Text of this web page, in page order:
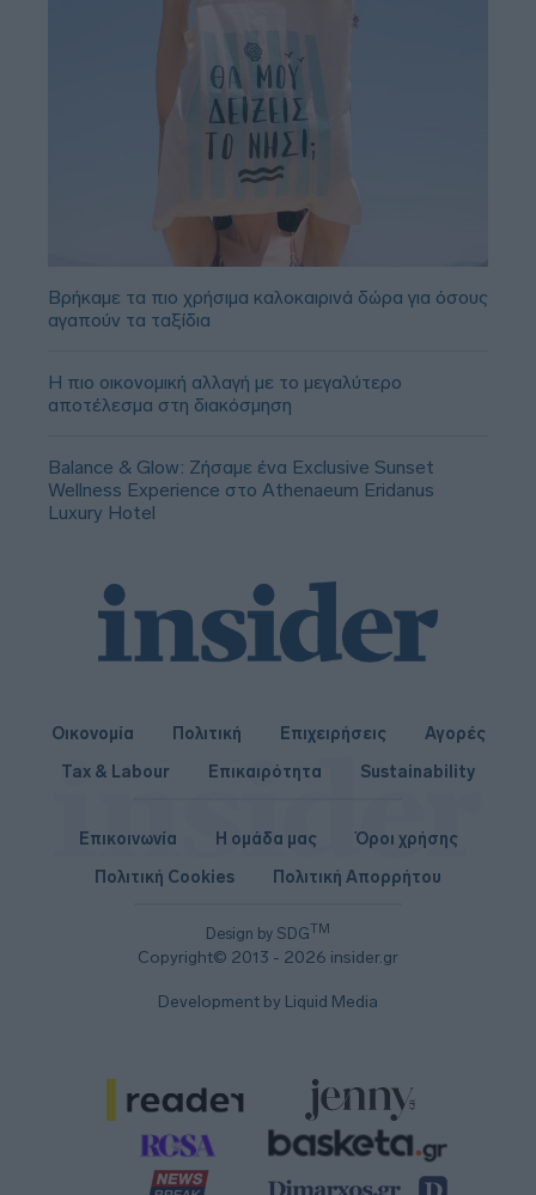
Βρήκαμε τα πιο χρήσιμα καλοκαιρινά δώρα για όσους
αγαπούν τα ταξίδια
Η πιο οικονομική αλλαγή με το μεγαλύτερο
αποτέλεσμα στη διακόσμηση
Balance & Glow: Ζήσαμε ένα Exclusive Sunset
Wellness Experience στο Athenaeum Eridanus
Luxury Hotel
Οικονομία Πολιτική Επιχειρήσεις
Αγορές
Tax & Labour
Επικαιρότητα Sustainability
Design by SDGTM
Copyright© 2013 - 2026 insider.gr
Επικοινωνία Η ομάδα μας
Όροι χρήσης
Πολιτική Cookies
Πολιτική Απορρήτου
Development by Liquid Media